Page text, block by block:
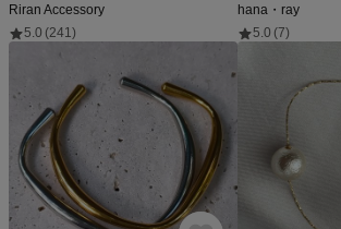
Riran Accessory
5.0 (241)
hana・ray
5.0 (7)